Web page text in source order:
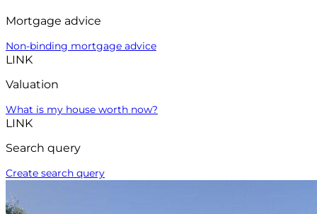
Mortgage advice
Non-binding mortgage advice
LINK
Valuation
What is my house worth now?
LINK
Search query
Create search query